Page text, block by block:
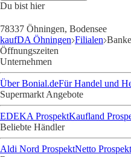
Du bist hier
78337 Öhningen, Bodensee
kaufDA Öhningen Filialen
Öffnungszeiten
Unternehmen
Über Bonial.deFür Handel und
Supermarkt Angebote
EDEKA ProspektKaufland
Beliebte Händler
Aldi Nord ProspektNetto Prospekt